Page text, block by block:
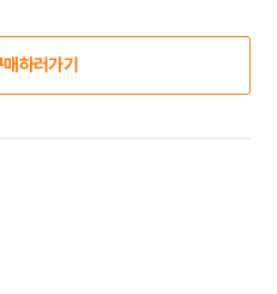
하러가기